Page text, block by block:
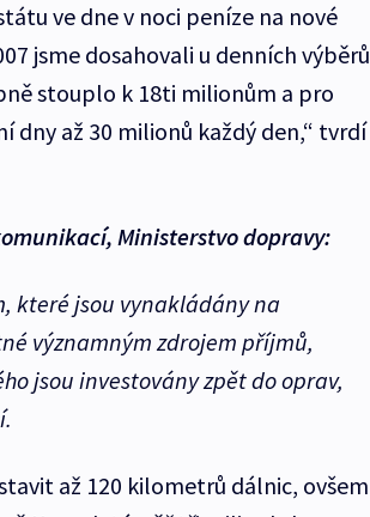
ve dne v noci peníze na nové
jsme dosahovali u denních výběrů
stouplo k 18ti milionům a pro
dny až 30 milionů každý den,“ tvrdí
Ministerstvo dopravy:
které jsou vynakládány na
významným zdrojem příjmů,
jsou investovány zpět do oprav,
až 120 kilometrů dálnic, ovšem